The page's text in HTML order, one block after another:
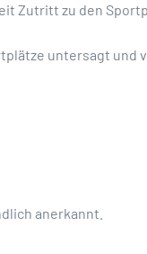
Zutritt zu den
untersagt und
anerkannt.